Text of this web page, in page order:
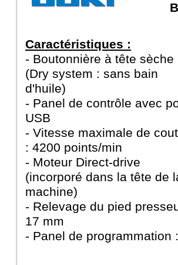
Caractéristiques :
- Boutonnière à tête sèche
(Dry system : sans bain
d'huile)
- Panel de contrôle avec
USB
- Vitesse maximale de
: 4200 points/min
- Moteur Direct-drive
(incorporé dans la tête de
machine)
- Relevage du pied
17 mm
- Panel de programmation